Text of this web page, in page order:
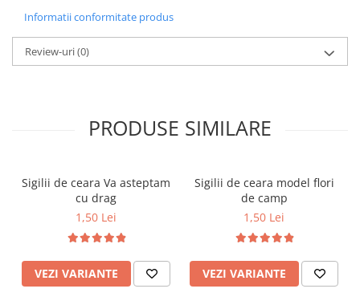
Informatii conformitate produs
Review-uri(0)
PRODUSE SIMILARE
Sigilii de ceara Va asteptam
cu drag
1,50 Lei
VEZI VARIANTE
Sigilii de ceara model flori
de camp
1,50 Lei
VEZI VARIANTE